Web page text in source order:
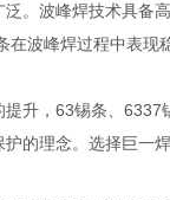
。波峰焊技术具备
波峰焊过程中表
升，63锡条、
的理念。选择巨一